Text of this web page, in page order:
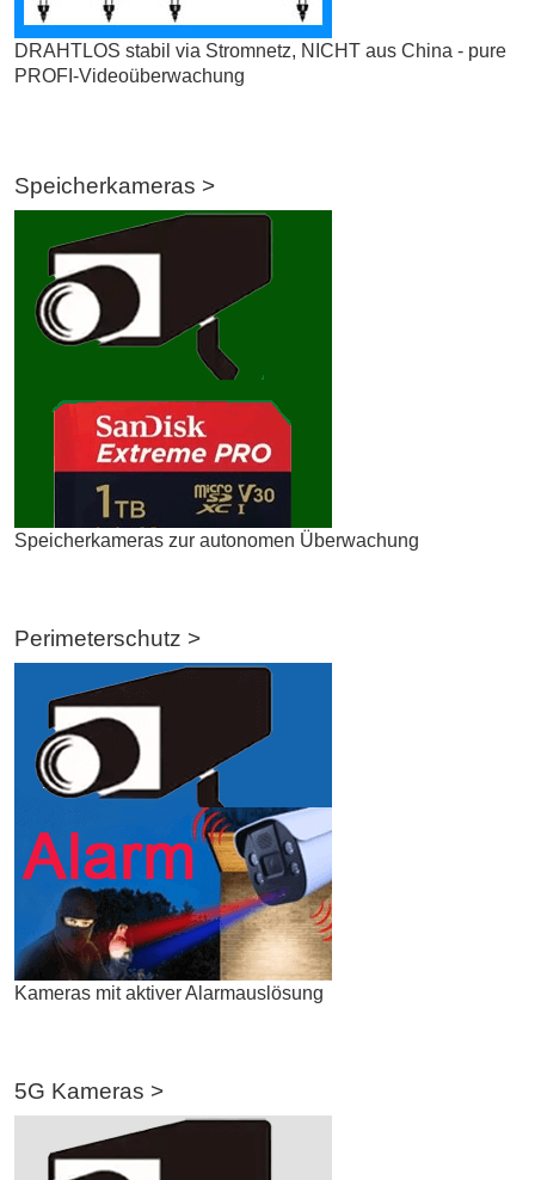
DRAHTLOS stabil via Stromnetz, NICHT aus China - pure
PROFI-Videoüberwachung
Speicherkameras >
Speicherkameras zur autonomen Überwachung
Perimeterschutz >
Kameras mit aktiver Alarmauslösung
5G Kameras >